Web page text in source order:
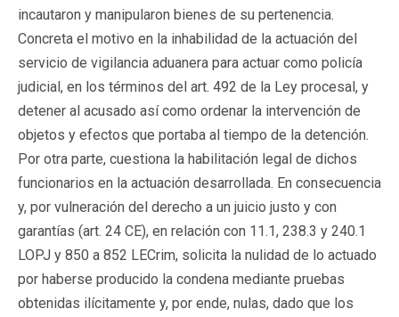
incautaron y manipularon bienes de su pertenencia.
Concreta el motivo en la inhabilidad de la actuación del
servicio de vigilancia aduanera para actuar como policía
judicial, en los términos del art. 492 de la Ley procesal, y
detener al acusado así como ordenar la intervención de
objetos y efectos que portaba al tiempo de la detención.
Por otra parte, cuestiona la habilitación legal de dichos
funcionarios en la actuación desarrollada. En consecuencia
y, por vulneración del derecho a un juicio justo y con
garantías (art. 24 CE), en relación con 11.1, 238.3 y 240.1
LOPJ y 850 a 852 LECrim, solicita la nulidad de lo actuado
por haberse producido la condena mediante pruebas
obtenidas ilícitamente y, por ende, nulas, dado que los